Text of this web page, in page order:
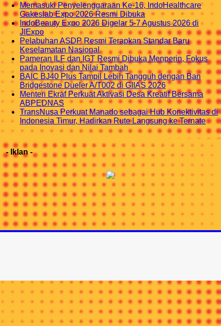
Memasuki Penyelenggaraan Ke-16, IndoHealthcare
Gakeslab Expo 2026 Resmi Dibuka
IndoBeauty Expo 2026 Digelar 5-7 Agustus 2026 di
JIExpo
Pelabuhan ASDP Resmi Terapkan Standar Baru
Keselamatan Nasional
Pameran ILF dan IGT Resmi Dibuka Menperin, Fokus
pada Inovasi dan Nilai Tambah
BAIC BJ40 Plus Tampil Lebih Tangguh dengan Ban
Bridgestone Dueler A/T002 di GIIAS 2026
Menteri Ekraf Perkuat Aktivasi Desa Kreatif Bersama
ABPEDNAS
TransNusa Perkuat Manado sebagai Hub Konektivitas di
Indonesia Timur, Hadirkan Rute Langsung ke Ternate
- Iklan -
IKUTI KAMI DI INSTAGRAM
@INDOTRIPNEWS
Profil Redaksi
Kotak Surat
© Copyright 2015-2026 |
Indonesia Trip NewsHak Cipta & Merek Dilindungi.